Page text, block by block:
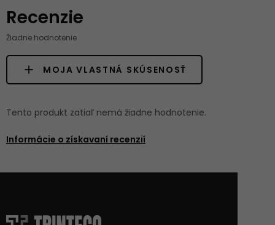
Recenzie
Žiadne hodnotenie
MOJA VLASTNÁ SKÚSENOSŤ
Tento produkt zatiaľ nemá žiadne hodnotenie.
Informácie o získavaní recenzií